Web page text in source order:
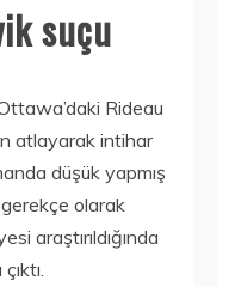
suçu
Rideau
atlayarak intihar
düşük yapmış
olarak
araştırıldığında